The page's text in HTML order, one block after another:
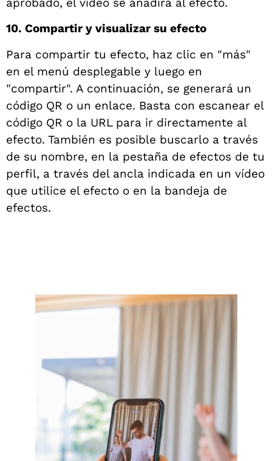
10. Compartir y visualizar su efecto
Para compartir tu efecto, haz clic en "más"
en el menú desplegable y luego en
"compartir". A continuación, se generará un
código QR o un enlace. Basta con escanear el
código QR o la URL para ir directamente al
efecto. También es posible buscarlo a través
de su nombre, en la pestaña de efectos de tu
perfil, a través del ancla indicada en un vídeo
que utilice el efecto o en la bandeja de
efectos.